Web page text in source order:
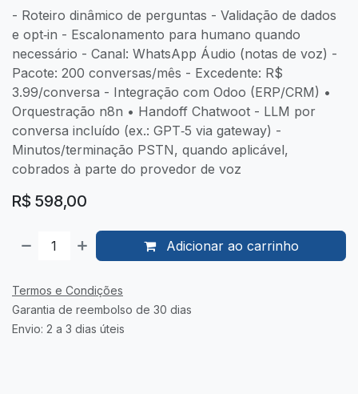
- Roteiro dinâmico de perguntas - Validação de dados
e opt‑in - Escalonamento para humano quando
necessário - Canal: WhatsApp Áudio (notas de voz) -
Pacote: 200 conversas/mês - Excedente: R$
3.99/conversa - Integração com Odoo (ERP/CRM) •
Orquestração n8n • Handoff Chatwoot - LLM por
conversa incluído (ex.: GPT‑5 via gateway) -
Minutos/terminação PSTN, quando aplicável,
cobrados à parte do provedor de voz
R$ 598,00
Adicionar ao carrinho
Termos e Condições
Garantia de reembolso de 30 dias
Envio: 2 a 3 dias úteis